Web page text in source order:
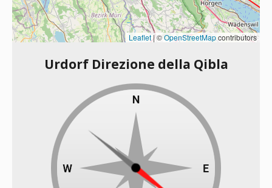
Leaflet|©OpenStreetMapcontributors
Urdorf Direzione della Qibla